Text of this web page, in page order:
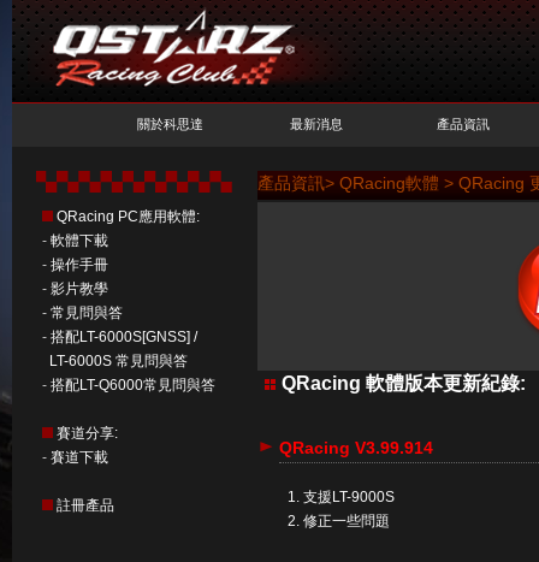
關於科思達 最新消息 產品資訊
產品資訊> QRacing軟體 > QRacing
QRacing PC應用軟體:
- 軟體下載
- 操作手冊
- 影片教學
- 常見問與答
- 搭配LT-6000S[GNSS] /
LT-6000S 常見問與答
- 搭配LT-Q6000常見問與答
賽道分享:
- 賽道下載
註冊產品
QRacing 軟體版本更新紀錄:
QRacing V3.99.914
支援LT-9000S
修正一些問題